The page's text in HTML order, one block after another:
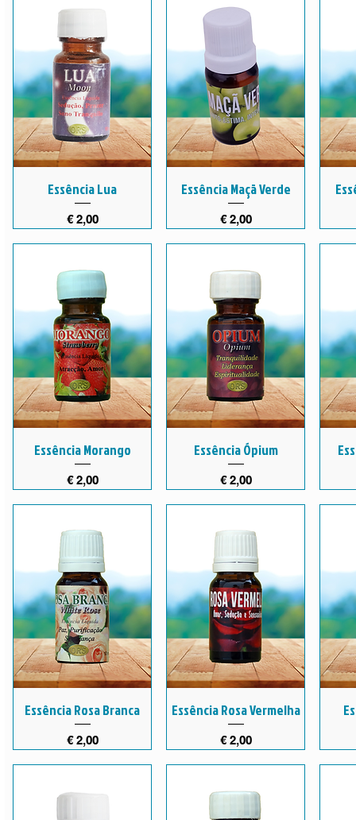
Essência Lua
Preço
€ 2,00
Essência Maçã Verde
Preço
€ 2,00
Essência Morango
Preço
€ 2,00
Essência Ópium
Preço
€ 2,00
Essência Rosa Branca
Preço
€ 2,00
Essência Rosa Vermelha
Preço
€ 2,00